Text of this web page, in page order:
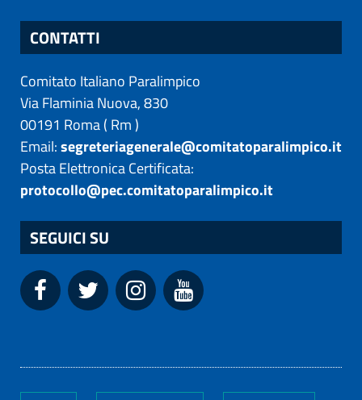
CONTATTI
Comitato Italiano Paralimpico
Via Flaminia Nuova, 830
00191 Roma( Rm)
Email:segreteriagenerale@comitatoparalimpico.it
Posta Elettronica Certificata:
protocollo@pec.comitatoparalimpico.it
SEGUICI SU